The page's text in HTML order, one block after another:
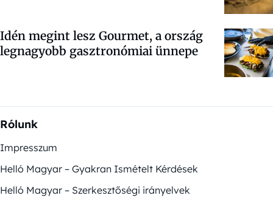
Idén megint lesz Gourmet, a ország
legnagyobb gasztronómiai ünnepe
Rólunk
Impresszum
Helló Magyar – Gyakran Ismételt Kérdések
Helló Magyar – Szerkesztőségi irányelvek